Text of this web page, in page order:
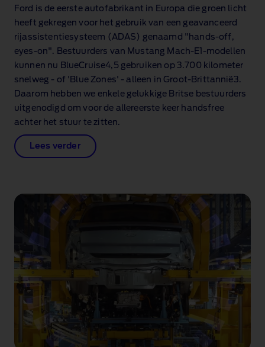
Ford is de eerste autofabrikant in Europa die groen licht
heeft gekregen voor het gebruik van een geavanceerd
rijassistentiesysteem (ADAS) genaamd "hands‑off,
eyes‑on". Bestuurders van Mustang Mach‑E1‑modellen
kunnen nu BlueCruise4,5 gebruiken op 3.700 kilometer
snelweg ‑ of 'Blue Zones' ‑ alleen in Groot‑Brittannië3.
Daarom hebben we enkele gelukkige Britse bestuurders
uitgenodigd om voor de allereerste keer handsfree
achter het stuur te zitten.
Lees verder